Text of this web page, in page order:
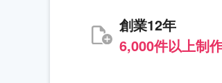
創業12年
6,000件以上制